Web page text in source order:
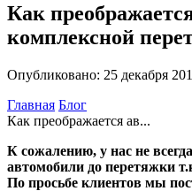
Как
комплексной
Опубликовано: 25 декабря
Главная Блог
Как преображается ав...
К сожалению, у нас не
автомобили до перетяжки
По просьбе клиентов мы